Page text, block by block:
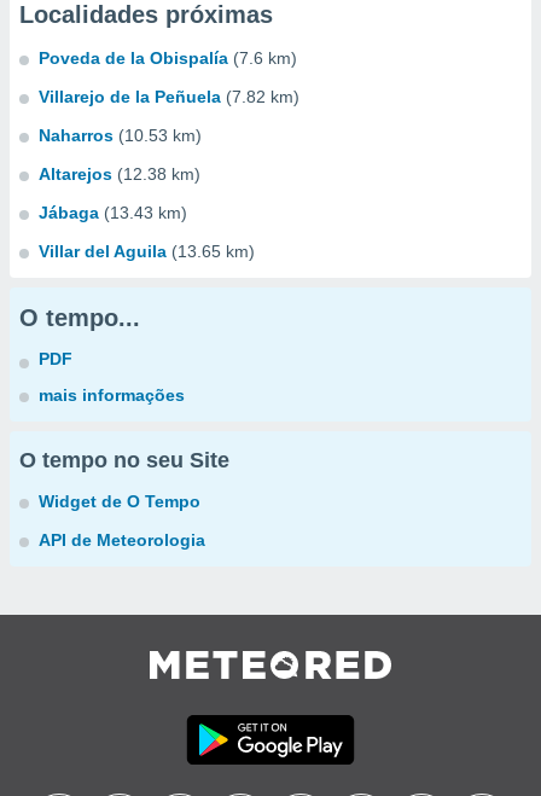
Localidades próximas
Poveda de la Obispalía (7.6 km)
Villarejo de la Peñuela (7.82 km)
Naharros (10.53 km)
Altarejos (12.38 km)
Jábaga (13.43 km)
Villar del Aguila (13.65 km)
O tempo...
PDF
mais informações
O tempo no seu Site
Widget de O Tempo
API de Meteorologia